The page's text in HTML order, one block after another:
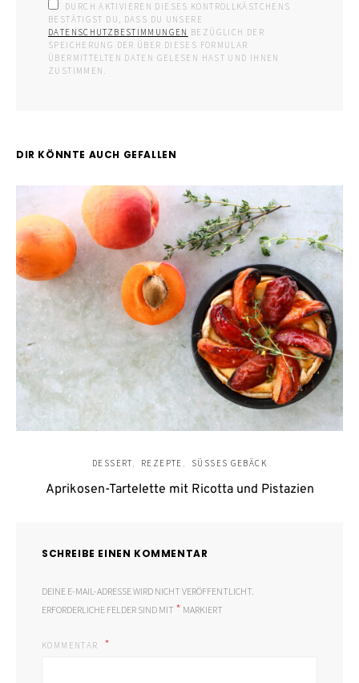
DURCH AKTIVIEREN DIESES KONTROLLKÄSTCHENS
BESTÄTIGST DU, DASS DU UNSERE
DATENSCHUTZBESTIMMUNGEN BEZÜGLICH DER
SPEICHERUNG DER ÜBER DIESES FORMULAR
ÜBERMITTELTEN DATEN GELESEN HAST UND IHNEN
ZUSTIMMEN.
DIR KÖNNTE AUCH GEFALLEN
DESSERT REZEPTE SÜSSES GEBÄCK
Aprikosen-Tartelette mit Ricotta und Pistazien
SCHREIBE EINEN KOMMENTAR
DEINE E-MAIL-ADRESSE WIRD NICHT VERÖFFENTLICHT.
ERFORDERLICHE FELDER SIND MIT * MARKIERT
KOMMENTAR